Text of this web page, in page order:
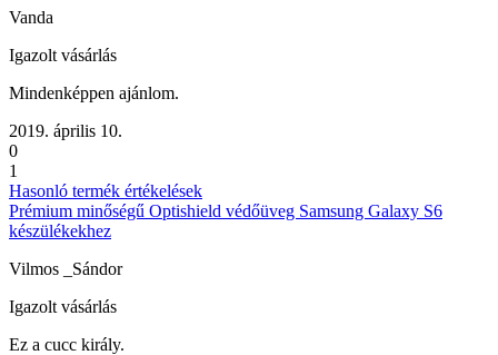
Vanda
Igazolt vásárlás
Mindenképpen ajánlom.
2019. április 10.
0
1
Hasonló termék értékelések
Prémium minőségű Optishield védőüveg Samsung Galaxy S6
készülékekhez
Vilmos _Sándor
Igazolt vásárlás
Ez a cucc király.